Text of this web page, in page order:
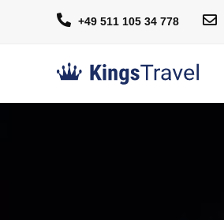
+49 511 105 34 778